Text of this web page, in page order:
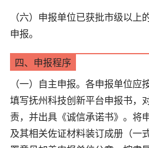
（六）申报单位已获批市级以上
申报。
四、申报程序
（一）自主申报。各申报单位应
填写抚州科技创新平台申报书，
责，并出具《诚信承诺书》。将
及其相关佐证材料装订成册（一